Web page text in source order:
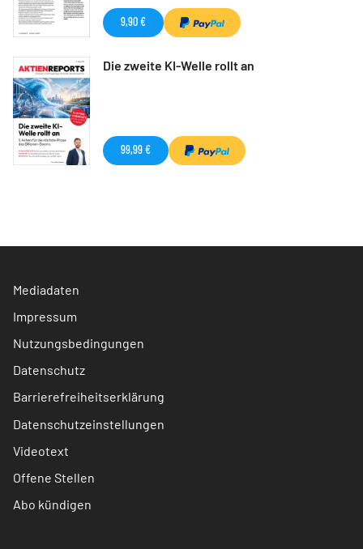
9,90 €
Die zweite KI-Welle rollt an
99,99 €
Mediadaten
Impressum
Nutzungsbedingungen
Datenschutz
Barrierefreiheitserklärung
Datenschutzeinstellungen
Videotext
Offene Stellen
Abo kündigen